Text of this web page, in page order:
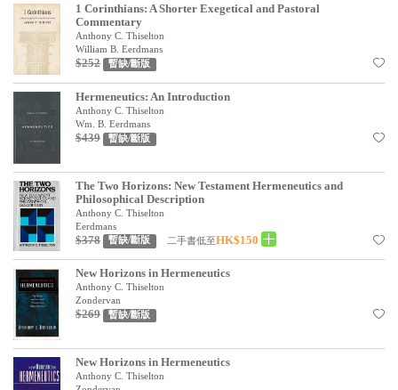
見證／傳記
文藝／勵志
童書
精選影音
其他
禮品專區
得獎作品推介
暢銷榜
中文二手書
英文二手書
電子書
1 Corinthians: A Shorter Exegetical and Pastoral
Commentary
Anthony C. Thiselton
William B. Eerdmans
$252 暫缺/斷版
Hermeneutics: An Introduction
Anthony C. Thiselton
Wm. B. Eerdmans
$439 暫缺/斷版
The Two Horizons: New Testament Hermeneutics and
Philosophical Description
Anthony C. Thiselton
Eerdmans
$378 暫缺/斷版 二手書低至HK$150
New Horizons in Hermeneutics
Anthony C. Thiselton
Zondervan
$269 暫缺/斷版
New Horizons in Hermeneutics
Anthony C. Thiselton